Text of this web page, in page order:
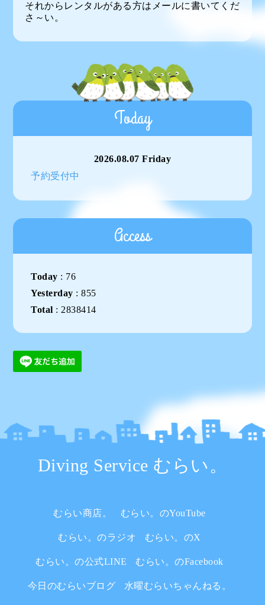
それからレンタルがある方はメールに書いてくだ
さ～い。
Today
2026.08.07 Friday
予約受付中
Access
Today : 76
Yesterday :855
Total : 2838414
Diving Service むらい。
むらい商店。 むらい。のYouTube
むらい。のラジオ むらい。のX
むらい。の公式LINE むらい。のFacebook
今日のむらいブログ 水曜むらいちゃんねる。